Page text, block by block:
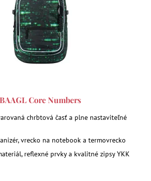
Core Numbers
chrbtová časť a plne nastaviteľné
vrecko na notebook a termovrecko
reflexné prvky a kvalitné zipsy YKK